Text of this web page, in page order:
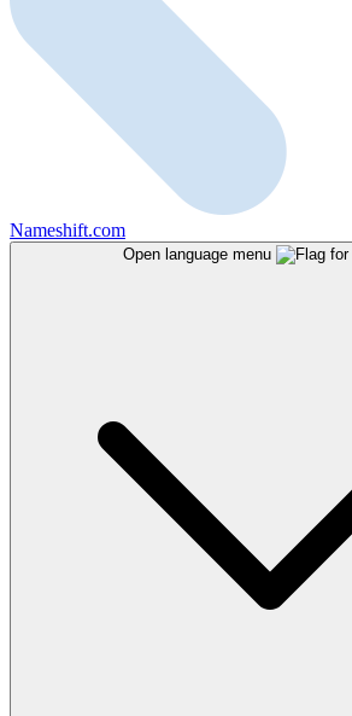
Nameshift.com
Open language menu